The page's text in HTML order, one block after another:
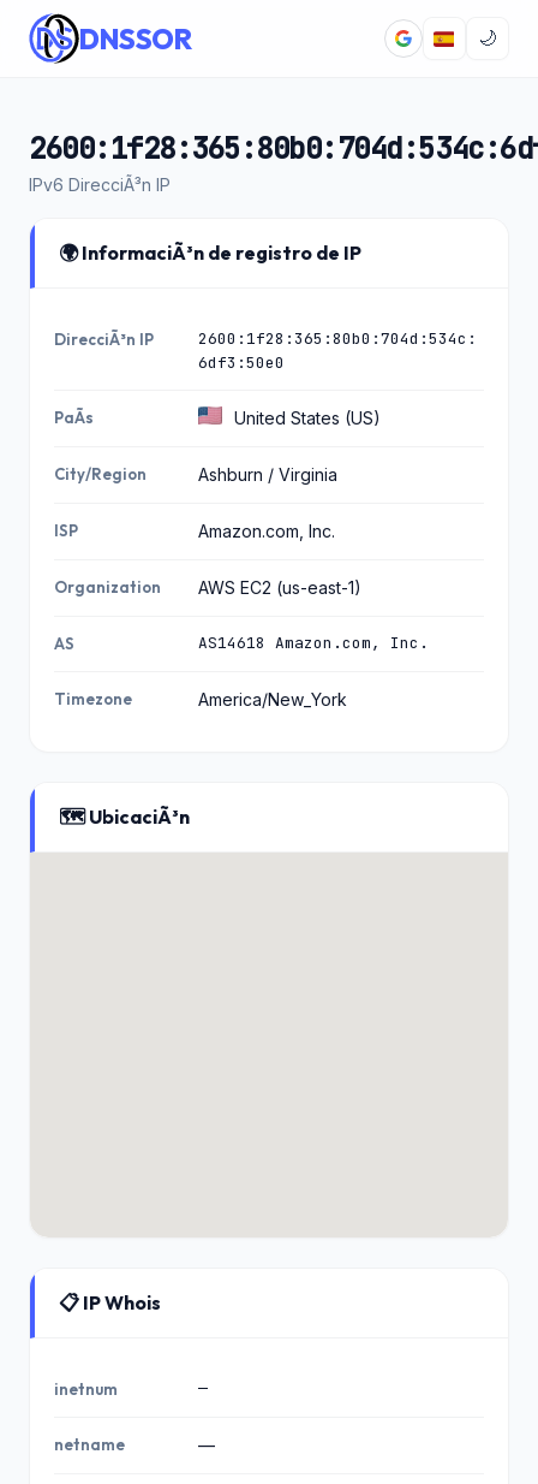
DNSSOR 🌙
IPv6 DirecciÃ³n IP
🌍 InformaciÃ³n de registro de IP
DirecciÃ³n IP
2600:1f28:365:80b0:704d:534c:
6df3:50e0
PaÃ­s United States (US)
City/Region Ashburn / Virginia
ISP Amazon.com, Inc.
Organization AWS EC2 (us-east-1)
AS AS14618 Amazon.com, Inc.
Timezone America/New_York
🗺️ UbicaciÃ³n
📋 IP Whois
inetnum —
netname —